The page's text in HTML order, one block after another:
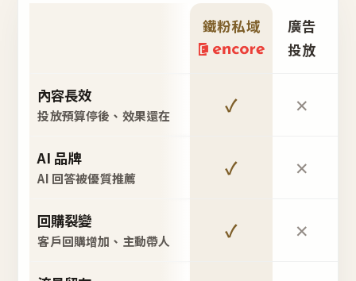
鐵粉私域
廣告
投放
內容長效
投放預算停後、效果還在 ✓ ✕
AI 品牌
AI 回答被優質推薦 ✓ ✕
回購裂變
客戶回購增加、主動帶人 ✓ ✕